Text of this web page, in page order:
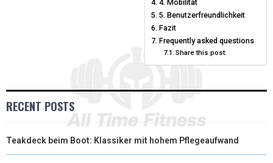
S
T
N
4. Mobilität
5. Benutzerfreundlichkeit
Fazit
Frequently asked questions
Share this post:
RECENT POSTS
Teakdeck beim Boot: Klassiker mit hohem Pflegeaufwand